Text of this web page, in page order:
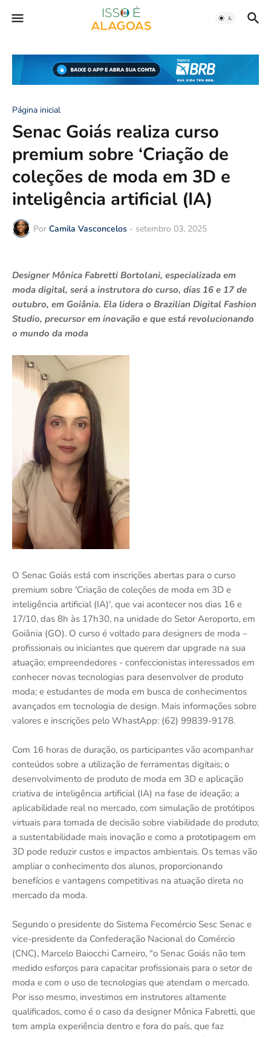
Página inicial
Senac Goiás realiza curso
premium sobre ‘Criação de
coleções de moda em 3D e
inteligência artificial (IA)
Por Camila Vasconcelos - setembro 03, 2025
Designer Mônica Fabretti Bortolani, especializada em
moda digital, será a instrutora do curso, dias 16 e 17 de
outubro, em Goiânia. Ela lidera o Brazilian Digital Fashion
Studio, precursor em inovação e que está revolucionando
o mundo da moda
O Senac Goiás está com inscrições abertas para o curso
premium sobre 'Criação de coleções de moda em 3D e
inteligência artificial (IA)', que vai acontecer nos dias 16 e
17/10, das 8h às 17h30, na unidade do Setor Aeroporto, em
Goiânia (GO). O curso é voltado para designers de moda –
profissionais ou iniciantes que querem dar upgrade na sua
atuação; empreendedores - confeccionistas interessados em
conhecer novas tecnologias para desenvolver de produto
moda; e estudantes de moda em busca de conhecimentos
avançados em tecnologia de design. Mais informações sobre
valores e inscrições pelo WhastApp: (62) 99839-9178.
Com 16 horas de duração, os participantes vão acompanhar
conteúdos sobre a utilização de ferramentas digitais; o
desenvolvimento de produto de moda em 3D e aplicação
criativa de inteligência artificial (IA) na fase de ideação; a
aplicabilidade real no mercado, com simulação de protótipos
virtuais para tomada de decisão sobre viabilidade do produto;
a sustentabilidade mais inovação e como a prototipagem em
3D pode reduzir custos e impactos ambientais. Os temas vão
ampliar o conhecimento dos alunos, proporcionando
benefícios e vantagens competitivas na atuação direta no
mercado da moda.
Segundo o presidente do Sistema Fecomércio Sesc Senac e
vice-presidente da Confederação Nacional do Comércio
(CNC), Marcelo Baiocchi Carneiro, "o Senac Goiás não tem
medido esforços para capacitar profissionais para o setor de
moda e com o uso de tecnologias que atendam o mercado.
Por isso mesmo, investimos em instrutores altamente
qualificados, como é o caso da designer Mônica Fabretti, que
tem ampla experiência dentro e fora do país, que faz